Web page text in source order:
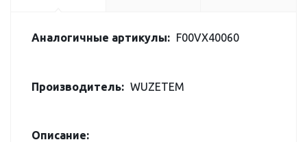
Аналогичные артикулы: F00VX40060
Производитель: WUZETEM
Описание: